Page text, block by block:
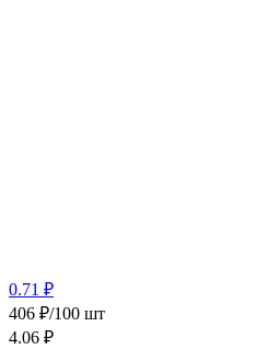
0.71 ₽
406 ₽/100 шт
4.06 ₽